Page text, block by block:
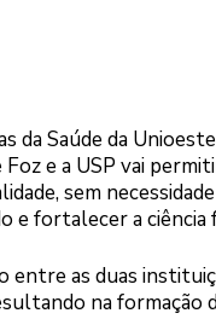
da Saúde da
e a USP vai
sem
e fortalecer a ciência
entre as duas
na formação